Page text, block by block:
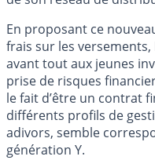
En proposant ce
frais sur les
avant tout aux jeunes
prise de risques
le fait d’être un contrat
différents profils de
adivors, semble
génération Y.